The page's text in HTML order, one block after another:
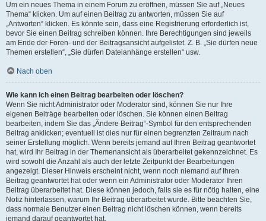
Um ein neues Thema in einem Forum zu eröffnen, müssen Sie auf „Neues
Thema“ klicken. Um auf einen Beitrag zu antworten, müssen Sie auf
„Antworten“ klicken. Es könnte sein, dass eine Registrierung erforderlich ist,
bevor Sie einen Beitrag schreiben können. Ihre Berechtigungen sind jeweils
am Ende der Foren- und der Beitragsansicht aufgelistet. Z. B. „Sie dürfen neue
Themen erstellen“, „Sie dürfen Dateianhänge erstellen“ usw.
Nach oben
Wie kann ich einen Beitrag bearbeiten oder löschen?
Wenn Sie nicht Administrator oder Moderator sind, können Sie nur Ihre
eigenen Beiträge bearbeiten oder löschen. Sie können einen Beitrag
bearbeiten, indem Sie das „Ändere Beitrag“-Symbol für den entsprechenden
Beitrag anklicken; eventuell ist dies nur für einen begrenzten Zeitraum nach
seiner Erstellung möglich. Wenn bereits jemand auf Ihren Beitrag geantwortet
hat, wird Ihr Beitrag in der Themenansicht als überarbeitet gekennzeichnet. Es
wird sowohl die Anzahl als auch der letzte Zeitpunkt der Bearbeitungen
angezeigt. Dieser Hinweis erscheint nicht, wenn noch niemand auf Ihren
Beitrag geantwortet hat oder wenn ein Administrator oder Moderator Ihren
Beitrag überarbeitet hat. Diese können jedoch, falls sie es für nötig halten, eine
Notiz hinterlassen, warum Ihr Beitrag überarbeitet wurde. Bitte beachten Sie,
dass normale Benutzer einen Beitrag nicht löschen können, wenn bereits
jemand darauf geantwortet hat.